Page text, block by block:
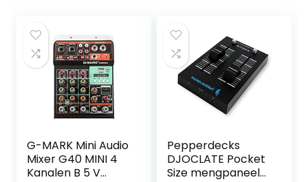
G-MARK Mini Audio
Mixer G40 MINI 4
Kanalen B 5 V
Pepperdecks
DJOCLATE Pocket
Size mengpaneel